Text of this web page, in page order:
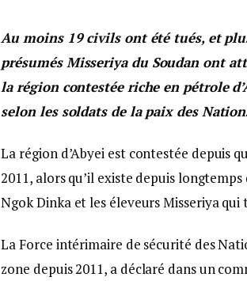
Au moins 19 civils ont été tués, et
présumés Misseriya du Soudan ont
la région contestée riche en pétrole
selon les soldats de la paix des
La région d’Abyei est contestée depuis
2011, alors qu’il existe depuis
Ngok Dinka et les éleveurs Misseriya
La Force intérimaire de sécurité des
zone depuis 2011, a déclaré dans un